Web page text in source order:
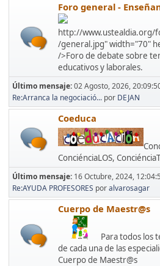
Foro general -
http://www.ustealdia.org/
/general.jpg" width="70"
/>Foro de debate sobre
educativos y laborales.
Último mensaje:02 Agosto, 2026,
Re:Arranca la negociació... por DEJAN
Coeduca
ConciénciaLOS,
Último mensaje: 16 Octubre, 2024,
Re:AYUDA PROFESORES poralvarosagar
Cuerpo de Maestr@s
Para todos los
de cada una de las
Cuerpo de Maestr@s